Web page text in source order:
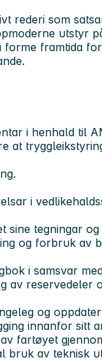
rederi som
utstyr
framtida
i henhald til
at
i
tegningar
og forbruk av
i samsvar
av reservedeler
og
innanfor sitt
fartøyet
bruk av teknisk